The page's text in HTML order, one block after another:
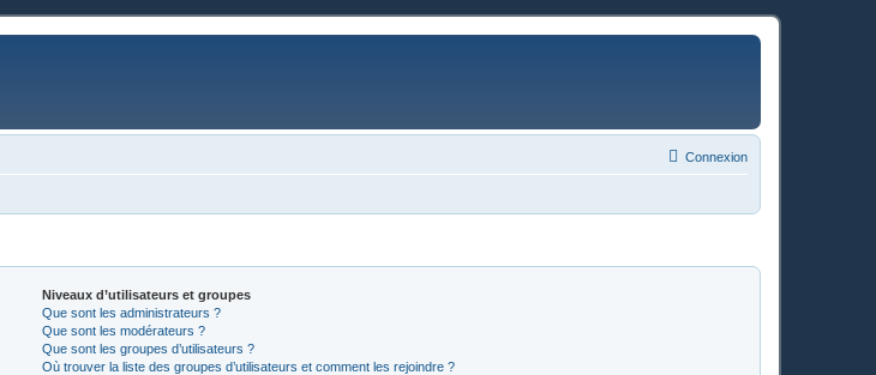
Connexion
Niveaux d’utilisateurs et groupes
Que sont les administrateurs ?
Que sont les modérateurs ?
Que sont les groupes d’utilisateurs ?
Où trouver la liste des groupes d’utilisateurs et comment les rejoindre ?